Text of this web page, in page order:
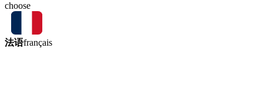
choose
法语français